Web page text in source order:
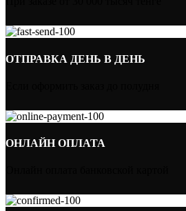
ОТПРАВКА ДЕНЬ В ДЕНЬ
ОНЛАЙН ОПЛАТА